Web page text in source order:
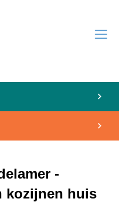
-
kozijnen huis